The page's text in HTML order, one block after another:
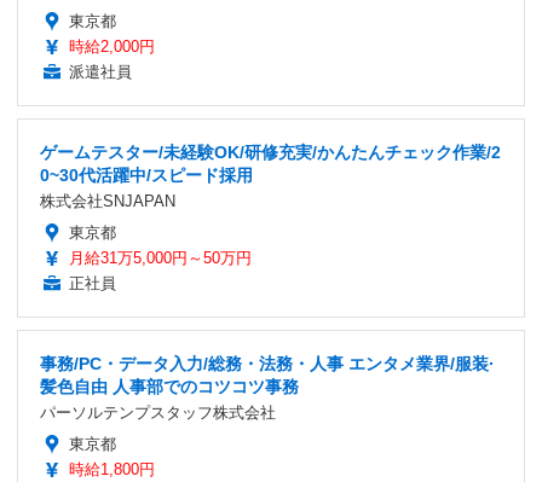
東京都
時給2,000円
派遣社員
ゲームテスター/未経験OK/研修充実/かんたんチェック作業/2
0~30代活躍中/スピード採用
株式会社SNJAPAN
東京都
月給31万5,000円～50万円
正社員
事務/PC・データ入力/総務・法務・人事 エンタメ業界/服装·
髪色自由 人事部でのコツコツ事務
パーソルテンプスタッフ株式会社
東京都
時給1,800円